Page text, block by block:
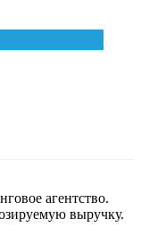
агентство.
выручку.